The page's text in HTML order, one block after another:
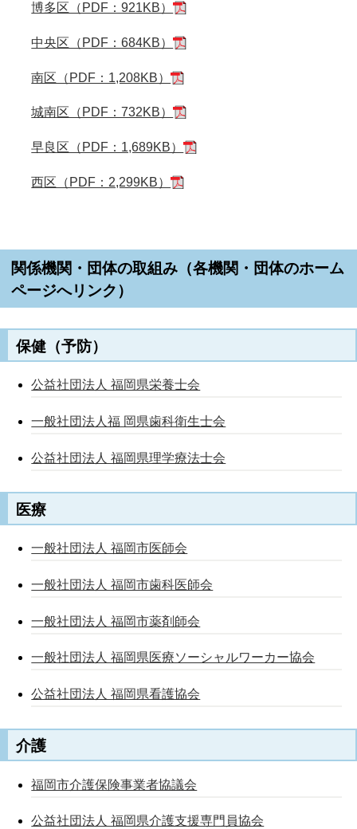
博多区（PDF：921KB）
中央区（PDF：684KB）
南区（PDF：1,208KB）
城南区（PDF：732KB）
早良区（PDF：1,689KB）
西区（PDF：2,299KB）
関係機関・団体の取組み（各機関・団体のホーム
ページへリンク）
保健（予防）
公益社団法人 福岡県栄養士会
一般社団法人福 岡県歯科衛生士会
公益社団法人 福岡県理学療法士会
医療
一般社団法人 福岡市医師会
一般社団法人 福岡市歯科医師会
一般社団法人 福岡市薬剤師会
一般社団法人 福岡県医療ソーシャルワーカー協会
公益社団法人 福岡県看護協会
介護
福岡市介護保険事業者協議会
公益社団法人 福岡県介護支援専門員協会